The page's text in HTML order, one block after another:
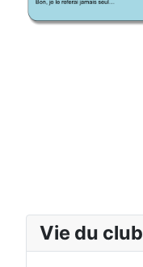
Vie du club